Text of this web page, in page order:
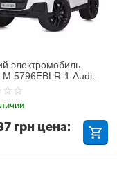
электромобиль
M 5796EBLR-1 Audi
грн цена: